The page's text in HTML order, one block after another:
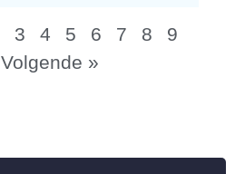
3 4 5 6 7 8
9
Volgende »